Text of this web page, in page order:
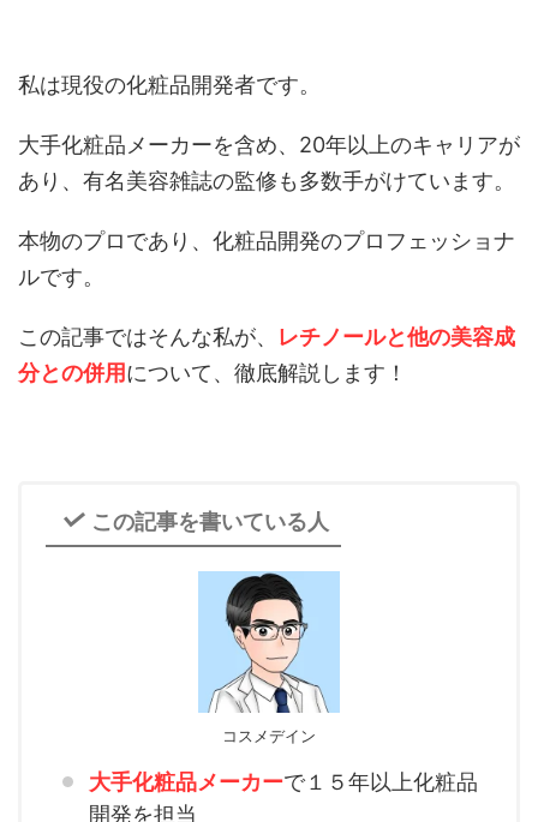
私は現役の化粧品開発者です。
大手化粧品メーカーを含め、20年以上のキャリアが
あり、有名美容雑誌の監修も多数手がけています。
本物のプロであり、化粧品開発のプロフェッショナ
ルです。
この記事ではそんな私が、 レチノールと他の美容成
分との併用について、徹底解説します！
この記事を書いている人
コスメデイン
大手化粧品メーカーで１５年以上化粧品
開発を担当